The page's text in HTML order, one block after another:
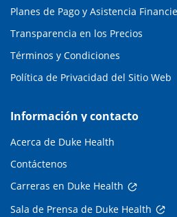
Planes de Pago y Asistencia
Transparencia en los Precios
Términos y Condiciones
Política de Privacidad del Sitio Web
Información y contacto
Acerca de Duke Health
Contáctenos
Carreras en Duke Health
Sala de Prensa de Duke Health